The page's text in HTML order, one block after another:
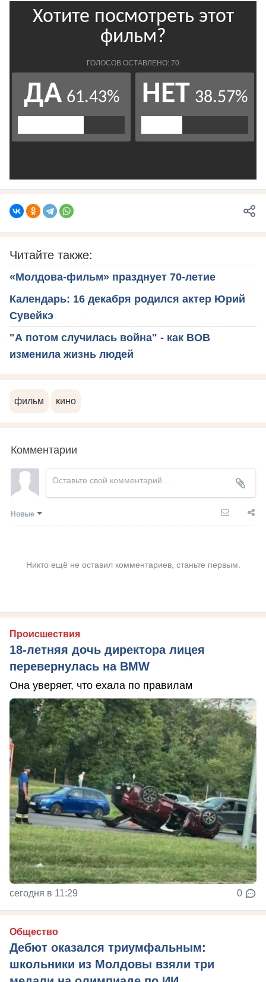
Читайте также:
«Молдова-фильм» празднует 70-летие
Календарь: 16 декабря родился актер Юрий
Сувейкэ
"А потом случилась война" - как ВОВ
изменила жизнь людей
фильм кино
Комментарии
Новые
Никто ещё не оставил комментариев, станьте первым.
Происшествия
18-летняя дочь директора лицея
перевернулась на BMW
Она уверяет, что ехала по правилам
сегодня в 11:29 0
Общество
Дебют оказался триумфальным:
школьники из Молдовы взяли три